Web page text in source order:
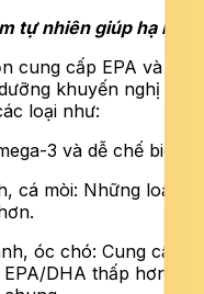
tự nhiên giúp hạ mỡ
cung cấp EPA và
khuyến nghị nên
loại như:
3 và dễ chế biến.
cá mòi: Những loại cá
óc chó: Cung cấp
DHA thấp hơn